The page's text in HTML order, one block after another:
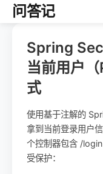
问答记
Spring
当前用户
式
使用基于注解的
拿到当前登录用户
个控制器包含 /
受保护：